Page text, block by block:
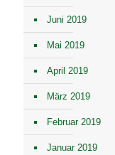
Juni 2019
Mai 2019
April 2019
März 2019
Februar 2019
Januar 2019